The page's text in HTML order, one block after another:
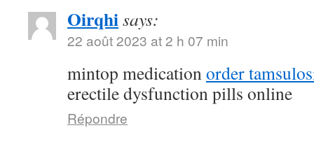
Oirqhisays:
22 août 2023 at 2 h 07 min
mintop medicationorder
erectile dysfunction pills online
Répondre